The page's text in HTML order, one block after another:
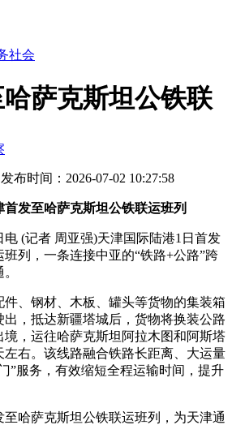
社会
萨克斯坦公铁联
发布时间：2026-07-02 10:27:58
首发至哈萨克斯坦公铁联运班列
(记者 周亚强)天津国际陆港1日首发
列，一条连接中亚的“铁路+公路”跨
、钢材、木板、罐头等货物的集装箱
，抵达新疆塔城后，货物将换装公路
，运往哈萨克斯坦阿拉木图和阿斯塔
左右。该线路融合铁路长距离、大运量
”服务，有效缩短全程运输时间，提升
至哈萨克斯坦公铁联运班列，为天津通